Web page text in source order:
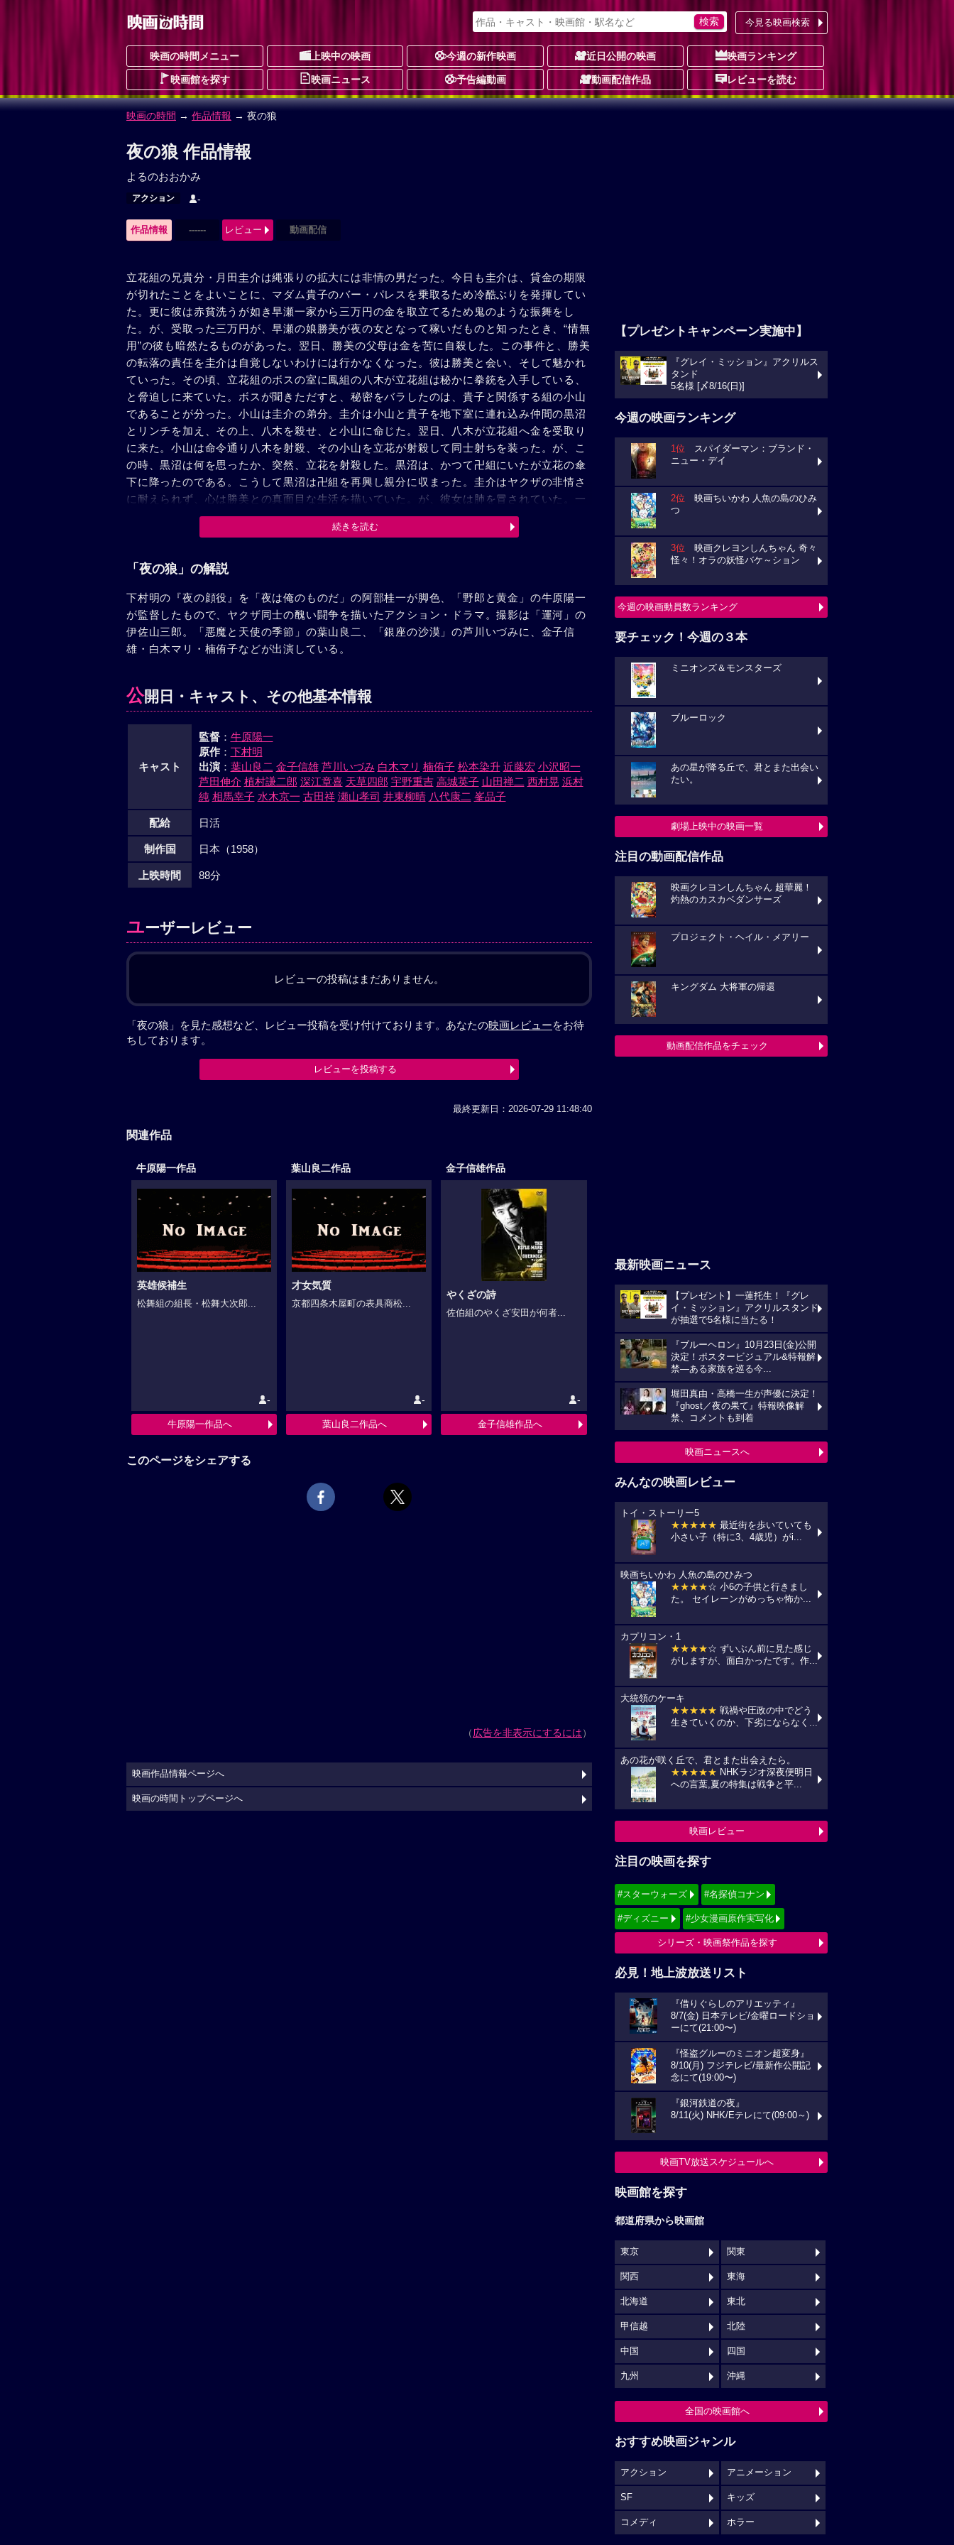
今見る映画検索
映画の時間メニュー 上映中の映画 今週の新作映画 近日公開の映画 映画ランキング
映画館を探す 映画ニュース 予告編動画 動画配信作品 レビューを読む
映画の時間 → 作品情報 → 夜の狼
夜の狼 作品情報
よるのおおかみ
アクション -
作品情報 ------ レビュー 動画配信
立花組の兄貴分・月田圭介は縄張りの拡大には非情の男だった。今日も圭介は、貸金の期限
が切れたことをよいことに、マダム貴子のバー・パレスを乗取るため冷酷ぶりを発揮してい
た。更に彼は赤貧洗うが如き早瀬一家から三万円の金を取立てるため鬼のような振舞をし
た。が、受取った三万円が、早瀬の娘勝美が夜の女となって稼いだものと知ったとき、“情無
用”の彼も暗然たるものがあった。翌日、勝美の父母は金を苦に自殺した。この事件と、勝美
の転落の責任を圭介は自覚しないわけには行かなくなった。彼は勝美と会い、そして魅かれ
ていった。その頃、立花組のボスの室に鳳組の八木が立花組は秘かに拳銃を入手している、
と脅迫しに来ていた。ボスが聞きただすと、秘密をバラしたのは、貴子と関係する組の小山
であることが分った。小山は圭介の弟分。圭介は小山と貴子を地下室に連れ込み仲間の黒沼
とリンチを加え、その上、八木を殺せ、と小山に命じた。翌日、八木が立花組へ金を受取り
に来た。小山は命令通り八木を射殺、その小山を立花が射殺して同士射ちを装った。が、こ
の時、黒沼は何を思ったか、突然、立花を射殺した。黒沼は、かつて卍組にいたが立花の傘
下に降ったのである。こうして黒沼は卍組を再興し親分に収まった。圭介はヤクザの非情さ
に耐えられず、心は勝美との真面目な生活を描いていた。が、彼女は肺を冒されていた。一
方、黒沼の卍組はやはり鳳組に縄張りを荒され始めた。鳳組は立花の最後に疑問を持出し黒
沼を脅しにかかった。黒沼は、圭介が秘密をバラしたと思い彼をキャバレーに連込んだ。凄
美が、いつまでも待っている、と叫んだ。
続きを読む
「夜の狼」の解説
下村明の『夜の顔役』を「夜は俺のものだ」の阿部桂一が脚色、「野郎と黄金」の牛原陽一
が監督したもので、ヤクザ同士の醜い闘争を描いたアクション・ドラマ。撮影は「運河」の
伊佐山三郎。「悪魔と天使の季節」の葉山良二、「銀座の沙漠」の芦川いづみに、金子信
雄・白木マリ・楠侑子などが出演している。
公開日・キャスト、その他基本情報
キャスト
監督： 牛原陽一
原作： 下村明
出演： 葉山良二 金子信雄 芦川いづみ 白木マリ 楠侑子 松本染升 近藤宏 小沢昭一
芦田伸介 植村謙二郎 深江章喜 天草四郎 宇野重吉 高城英子 山田禅二 西村晃 浜村
純 相馬幸子 水木京一 古田祥 瀬山孝司 井東柳晴 八代康二 峯品子
配給 日活
制作国 日本（1958）
上映時間 88分
ユーザーレビュー
レビューの投稿はまだありません。
「夜の狼」を見た感想など、レビュー投稿を受け付けております。あなたの映画レビューをお待
ちしております。
レビューを投稿する
最終更新日：2026-07-29 11:48:40
関連作品
牛原陽一作品
英雄候補生
松舞組の組長・松舞大次郎...
-
牛原陽一作品へ
葉山良二作品
才女気質
京都四条木屋町の表具商松...
-
葉山良二作品へ
金子信雄作品
やくざの詩
佐伯組のやくざ安田が何者...
-
金子信雄作品へ
このページをシェアする
（広告を非表示にするには）
【プレゼントキャンペーン実施中】
『グレイ・ミッション』アクリルス
タンド
5名様 [〆8/16(日)]
今週の映画ランキング
1位 スパイダーマン：ブランド・
ニュー・デイ
2位 映画ちいかわ 人魚の島のひみ
つ
3位 映画クレヨンしんちゃん 奇々
怪々！オラの妖怪バケ～ション
今週の映画動員数ランキング
要チェック！今週の３本
ミニオンズ＆モンスターズ
ブルーロック
あの星が降る丘で、君とまた出会い
たい。
劇場上映中の映画一覧
注目の動画配信作品
映画クレヨンしんちゃん 超華麗！
灼熱のカスカベダンサーズ
プロジェクト・ヘイル・メアリー
キングダム 大将軍の帰還
動画配信作品をチェック
最新映画ニュース
【プレゼント】一蓮托生！『グレ
イ・ミッション』アクリルスタンド
が抽選で5名様に当たる！
『ブルーヘロン』10月23日(金)公開
決定！ポスタービジュアル&特報解
禁―ある家族を巡る今...
堀田真由・高橋一生が声優に決定！
『ghost／夜の果て』特報映像解
禁、コメントも到着
映画ニュースへ
みんなの映画レビュー
トイ・ストーリー5
★★★★★ 最近街を歩いていても
小さい子（特に3、4歳児）がi...
映画ちいかわ 人魚の島のひみつ
★★★★☆ 小6の子供と行きまし
た。 セイレーンがめっちゃ怖か...
カプリコン・1
★★★★☆ ずいぶん前に見た感じ
がしますが、面白かったです。作...
大統領のケーキ
★★★★★ 戦禍や圧政の中でどう
生きていくのか、下劣にならなく...
あの花が咲く丘で、君とまた出会えたら。
★★★★★ NHKラジオ深夜便明日
への言葉,夏の特集は戦争と平...
映画レビュー
注目の映画を探す
#スターウォーズ #名探偵コナン
#ディズニー #少女漫画原作実写化
シリーズ・映画祭作品を探す
必見！地上波放送リスト
『借りぐらしのアリエッティ』
8/7(金) 日本テレビ/金曜ロードショ
ーにて(21:00〜)
『怪盗グルーのミニオン超変身』
8/10(月) フジテレビ/最新作公開記
念にて(19:00〜)
『銀河鉄道の夜』
8/11(火) NHK/Eテレにて(09:00～)
映画TV放送スケジュールへ
映画館を探す
都道府県から映画館
東京 関東
関西 東海
北海道 東北
甲信越 北陸
中国 四国
九州 沖縄
全国の映画館へ
おすすめ映画ジャンル
アクション アニメーション
SF キッズ
コメディ ホラー
映画作品情報ページへ
映画の時間トップページへ